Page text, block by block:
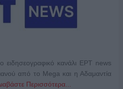
ειδησεογραφικό κανάλι ΕΡΤ news
από το Mega και η Αδαμαντία
Περισσότερα...